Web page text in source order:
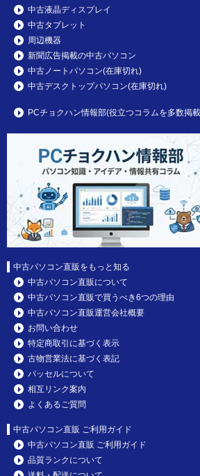
中古液晶ディスプレイ
中古タブレット
周辺機器
新聞広告掲載の中古パソコン
中古ノートパソコン(在庫切れ)
中古デスクトップパソコン(在庫切れ)
PCチョクハン情報部(役立つコラムを多数掲
中古パソコン直販をもっと知る
中古パソコン直販について
中古パソコン直販で買うべき6つの理由
中古パソコン直販運営会社概要
お問い合わせ
特定商取引に基づく表示
古物営業法に基づく表記
パッセルについて
相互リンク案内
よくあるご質問
中古パソコン直販 ご利用ガイド
中古パソコン直販 ご利用ガイド
品質ランクについて